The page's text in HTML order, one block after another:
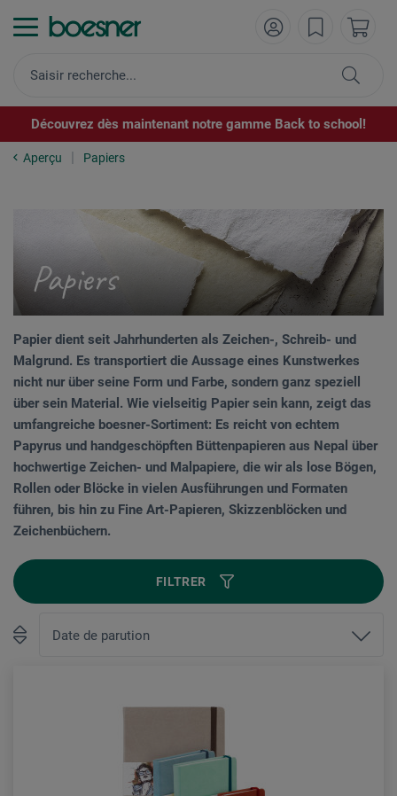
Découvrez dès maintenant notre gamme Back to school!
Aperçu Papiers
Papiers
Papier dient seit Jahrhunderten als Zeichen-, Schreib- und
Malgrund. Es transportiert die Aussage eines Kunstwerkes
nicht nur über seine Form und Farbe, sondern ganz speziell
über sein Material. Wie vielseitig Papier sein kann, zeigt das
umfangreiche boesner-Sortiment: Es reicht von echtem
Papyrus und handgeschöpften Büttenpapieren aus Nepal über
hochwertige Zeichen- und Malpapiere, die wir als lose Bögen,
Rollen oder Blöcke in vielen Ausführungen und Formaten
führen, bis hin zu Fine Art-Papieren, Skizzenblöcken und
Zeichenbüchern.
FILTRER